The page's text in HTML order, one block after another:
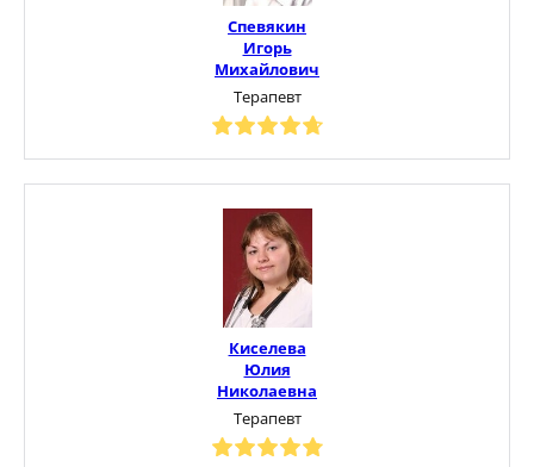
Спевякин
Игорь
Михайлович
Терапевт
Киселева
Юлия
Николаевна
Терапевт